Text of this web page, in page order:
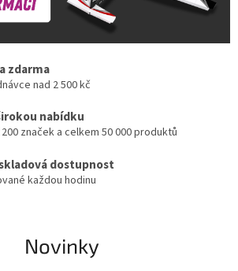
zdarma
nad 2 500 kč
nabídku
značek a celkem 50 000 produktů
dostupnost
každou hodinu
Novinky